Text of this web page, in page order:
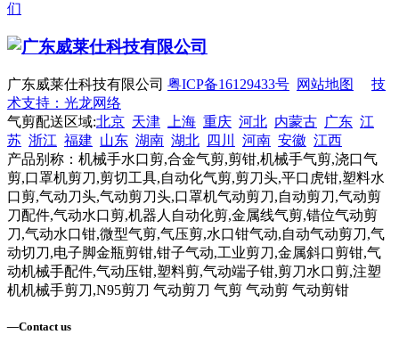
们
广东威莱仕科技有限公司 粤ICP备16129433号 网站地图
技
术支持：光龙网络
气剪配送区域:北京 天津 上海 重庆 河北 内蒙古 广东 江
苏 浙江 福建 山东 湖南 湖北 四川 河南 安徽 江西
产品别称：机械手水口剪,合金气剪,剪钳,机械手气剪,浇口气
剪,口罩机剪刀,剪切工具,自动化气剪,剪刀头,平口虎钳,塑料水
口剪,气动刀头,气动剪刀头,口罩机气动剪刀,自动剪刀,气动剪
刀配件,气动水口剪,机器人自动化剪,金属线气剪,错位气动剪
刀,气动水口钳,微型气剪,气压剪,水口钳气动,自动气动剪刀,气
动切刀,电子脚金瓶剪钳,钳子气动,工业剪刀,金属斜口剪钳,气
动机械手配件,气动压钳,塑料剪,气动端子钳,剪刀水口剪,注塑
机机械手剪刀,N95剪刀 气动剪刀 气剪 气动剪 气动剪钳
—Contact us